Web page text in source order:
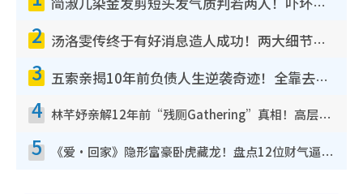
简淑儿染金发剪短头发气质判若两人！吓坏老公麦大力都认不出：“你做什么？”
2 汤洛雯传终于有好消息造人成功！两大细节曝孕味极浓引猜测：大肚婆先会咁！
3 五索亲揭10年前负债人生逆袭奇迹！全靠去一地方转运后即遇上马先生
4 林芊妤亲解12年前“残厕Gathering”真相！高层解约一句话重创尊严，至今拒返TVB
5 《爱·回家》隐形富豪卧虎藏龙！盘点12位财气逼人的有钱艺人：这位美女3亿身家不愁做